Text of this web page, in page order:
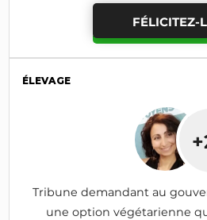
FÉLICITEZ-
ÉLEVAGE
Tribune demandant au
une option végétarienne